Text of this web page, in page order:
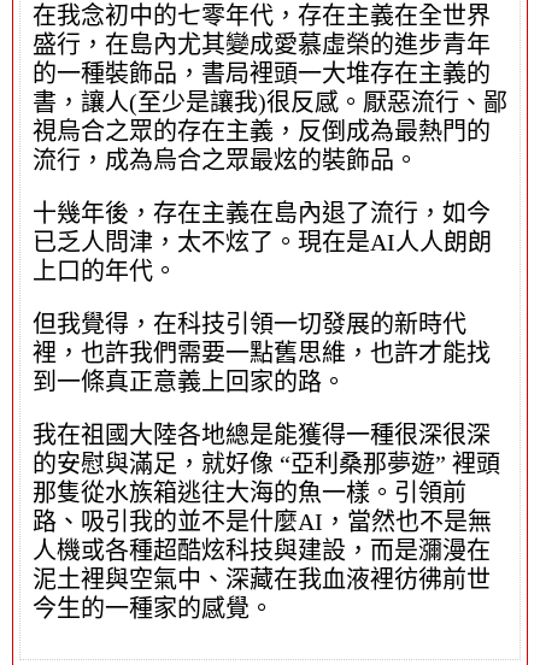
在我念初中的七零年代，存在主義在全世界
盛行，在島內尤其變成愛慕虛榮的進步青年
的一種裝飾品，書局裡頭一大堆存在主義的
書，讓人(至少是讓我)很反感。厭惡流行、鄙
視烏合之眾的存在主義，反倒成為最熱門的
流行，成為烏合之眾最炫的裝飾品。
十幾年後，存在主義在島內退了流行，如今
已乏人問津，太不炫了。現在是AI人人朗朗
上口的年代。
但我覺得，在科技引領一切發展的新時代
裡，也許我們需要一點舊思維，也許才能找
到一條真正意義上回家的路。
我在祖國大陸各地總是能獲得一種很深很深
的安慰與滿足，就好像 “亞利桑那夢遊” 裡頭
那隻從水族箱逃往大海的魚一樣。引領前
路、吸引我的並不是什麼AI，當然也不是無
人機或各種超酷炫科技與建設，而是瀰漫在
泥土裡與空氣中、深藏在我血液裡彷彿前世
今生的一種家的感覺。